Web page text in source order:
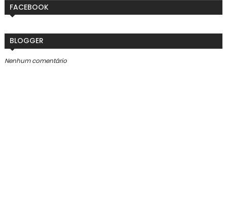
FACEBOOK
BLOGGER
Nenhum comentário